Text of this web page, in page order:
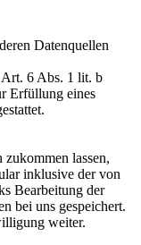
Datenquellen
6 Abs. 1 lit. b
Erfüllung eines
lassen,
inklusive der von
Bearbeitung der
bei uns gespeichert.
weiter.